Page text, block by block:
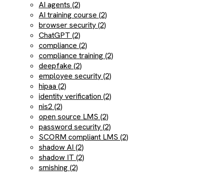
AI agents (2)
AI training course (2)
browser security (2)
ChatGPT (2)
compliance (2)
compliance training (2)
deepfake (2)
employee security (2)
hipaa (2)
identity verification (2)
nis2 (2)
open source LMS (2)
password security (2)
SCORM compliant LMS (2)
shadow AI (2)
shadow IT (2)
smishing (2)